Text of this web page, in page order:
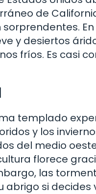
de
y desiertos
fríos. Es casi
templado
y los
del medio
florece
las
abrigo si decides